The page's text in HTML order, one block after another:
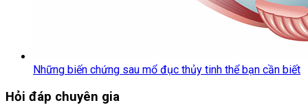
Những biến chứng sau mổ đục thủy tinh thể bạn cần biết
Hỏi đáp chuyên gia